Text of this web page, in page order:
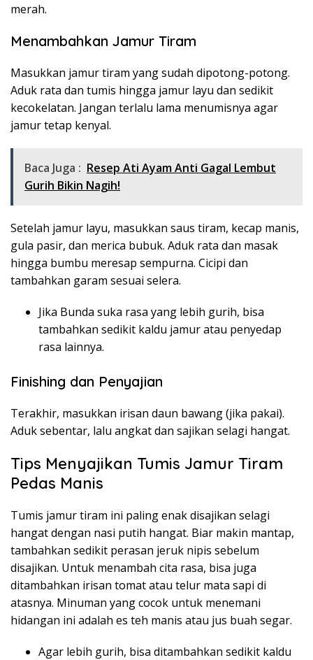
merah.
Menambahkan Jamur Tiram
Masukkan jamur tiram yang sudah dipotong-potong.
Aduk rata dan tumis hingga jamur layu dan sedikit
kecokelatan. Jangan terlalu lama menumisnya agar
jamur tetap kenyal.
Baca Juga : Resep Ati Ayam Anti Gagal Lembut
Gurih Bikin Nagih!
Setelah jamur layu, masukkan saus tiram, kecap manis,
gula pasir, dan merica bubuk. Aduk rata dan masak
hingga bumbu meresap sempurna. Cicipi dan
tambahkan garam sesuai selera.
Jika Bunda suka rasa yang lebih gurih, bisa
tambahkan sedikit kaldu jamur atau penyedap
rasa lainnya.
Finishing dan Penyajian
Terakhir, masukkan irisan daun bawang (jika pakai).
Aduk sebentar, lalu angkat dan sajikan selagi hangat.
Tips Menyajikan Tumis Jamur Tiram
Pedas Manis
Tumis jamur tiram ini paling enak disajikan selagi
hangat dengan nasi putih hangat. Biar makin mantap,
tambahkan sedikit perasan jeruk nipis sebelum
disajikan. Untuk menambah cita rasa, bisa juga
ditambahkan irisan tomat atau telur mata sapi di
atasnya. Minuman yang cocok untuk menemani
hidangan ini adalah es teh manis atau jus buah segar.
Agar lebih gurih, bisa ditambahkan sedikit kaldu